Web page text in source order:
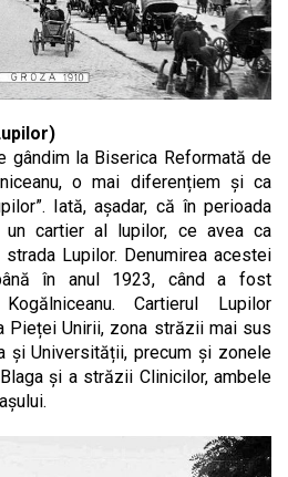
gândim la Biserica Reformată de
o mai diferențiem și ca
Iată, așadar, că în perioada
un cartier al lupilor, ce avea ca
Lupilor. Denumirea acestei
în anul 1923, când a fost
Cartierul Lupilor
Pieței Unirii, zona străzii mai sus
și Universității, precum și zonele
și a străzii Clinicilor, ambele